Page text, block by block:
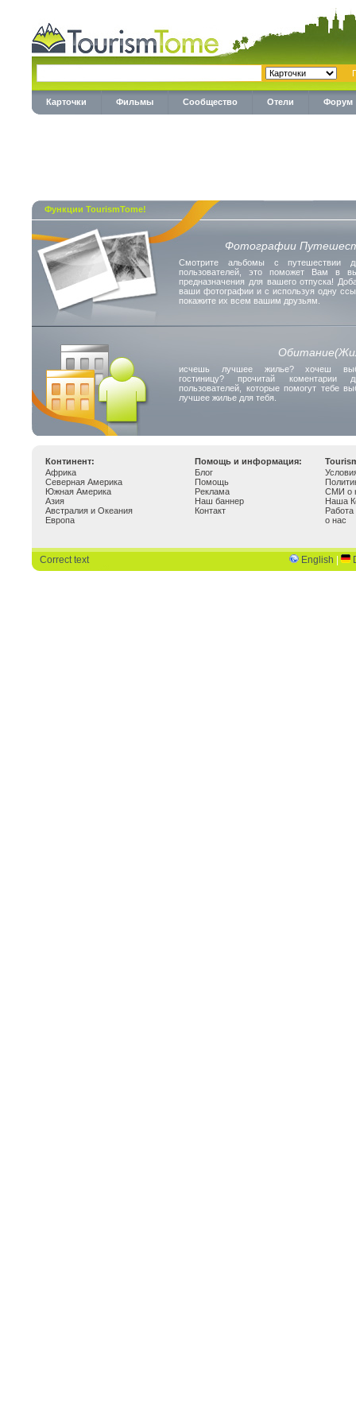
Карточки Фильмы Сообщество Отели Форум
Функции TourismTome!
Фотографии
Смотрите альбомы с путешествии
пользователей, это поможет Вам в
предназначения для вашего отпуска!
ваши фотографии и с используя одну
покажите их всем вашим друзьям.
исчешь лучшее жилье? хочеш
гостиницу? прочитай коментарии
пользователей, которые помогут тебе
лучшее жилье для тебя.
Континент: Помощь и информация:
Африка
Северная Америка
Южная Америка
Азия
Австралия и Океания
Европа
Блог
Помощь
Реклама
Наш баннер
Контакт
СМИ о
Наша
Работа
о нас
Correct text English